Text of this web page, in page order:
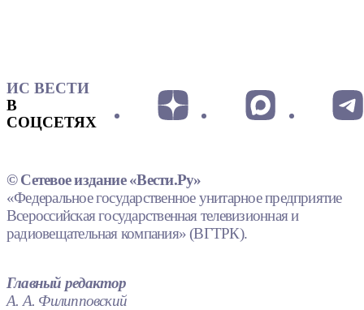
ИС ВЕСТИ
В
СОЦСЕТЯХ
© Сетевое издание «Вести.Ру»
«Федеральное государственное унитарное предприятие
Всероссийская государственная телевизионная и
радиовещательная компания» (ВГТРК).
Главный редактор
А. А. Филипповский